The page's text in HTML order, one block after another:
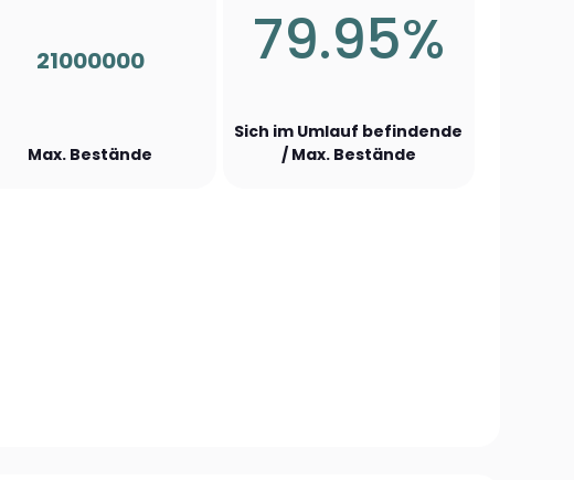
21000000
Max. Bestände
79.95%
Sich im Umlauf befindende
/ Max. Bestände